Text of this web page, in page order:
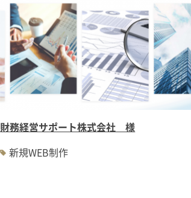
財務経営サポート株式会社 様
新規WEB制作